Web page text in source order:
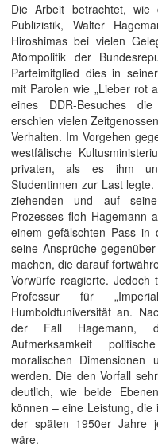
Die Arbeit betrachtet, wie
Publizistik, Walter
Hiroshimas bei vielen
Atompolitik der
Parteimitglied dies in
mit Parolen wie „Lieber rot
eines DDR-Besuches
erschien vielen
Verhalten. Im Vorgehen
westfälische
privaten, als es ihm
Studentinnen zur Last
ziehenden und auf seine
Prozesses floh Hagemann
einem gefälschten Pass in
seine Ansprüche
machen, die darauf
Vorwürfe reagierte.
Professur für
Humboldtuniversität an.
der Fall Hagemann,
Aufmerksamkeit
moralischen Dimensionen
werden. Die den Vorfall
deutlich, wie beide
können – eine Leistung, die
der späten 1950er Jahre
wäre.